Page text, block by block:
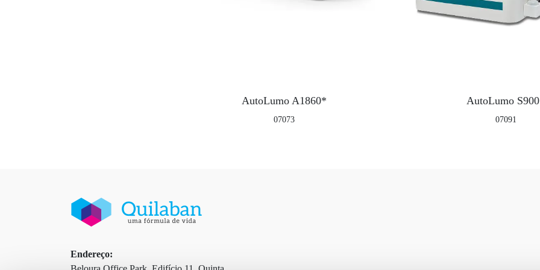
AutoLumo A1860*
07073
AutoLumo
07091
Endereço: